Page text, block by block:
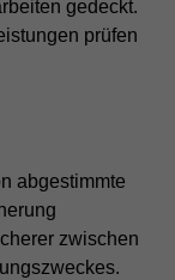
gedeckt.
prüfen
abgestimmte
zwischen